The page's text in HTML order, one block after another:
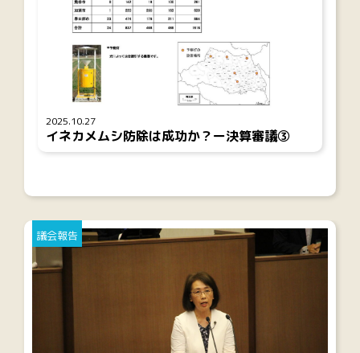
2025.10.27
イネカメムシ防除は成功か？ー決算審議③
議会報告